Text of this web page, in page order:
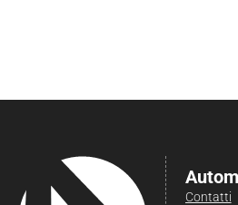
Contatti